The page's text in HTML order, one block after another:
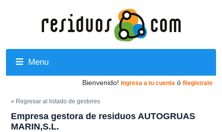
Menu
Bienvenido! Ingresa a tu cuenta ó Registrate
« Regresar al listado de gestores
Empresa gestora de residuos AUTOGRUAS
MARIN,S.L.